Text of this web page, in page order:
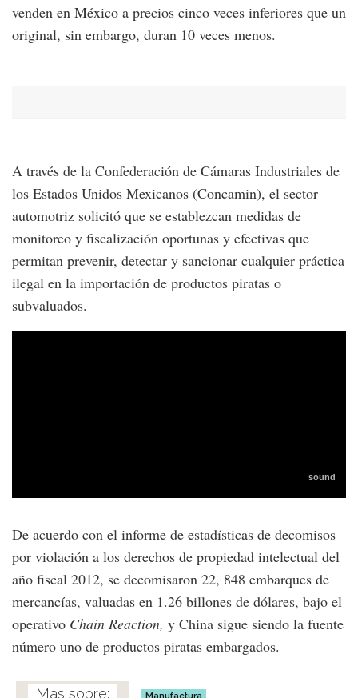
venden en México a precios cinco veces inferiores que un
original, sin embargo, duran 10 veces menos.
A través de la Confederación de Cámaras Industriales de
los Estados Unidos Mexicanos (Concamin), el sector
automotriz solicitó que se establezcan medidas de
monitoreo y fiscalización oportunas y efectivas que
permitan prevenir, detectar y sancionar cualquier práctica
ilegal en la importación de productos piratas o
subvaluados.
De acuerdo con el informe de estadísticas de decomisos
por violación a los derechos de propiedad intelectual del
año fiscal 2012, se decomisaron 22, 848 embarques de
mercancías, valuadas en 1.26 billones de dólares, bajo el
operativo Chain Reaction, y China sigue siendo la fuente
número uno de productos piratas embargados.
Manufactura